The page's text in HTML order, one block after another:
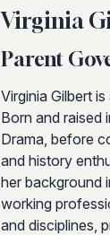
Virginia
Parent
Virginia Gilbert
Born and raised
Drama, before
and history
her background
working
and disciplines,